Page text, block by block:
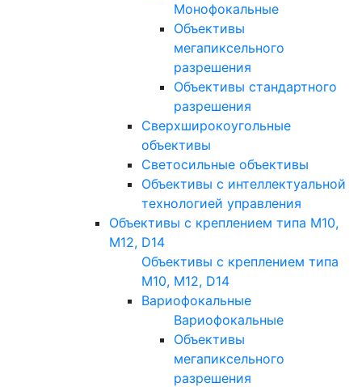
Монофокальные
Объективы
мегапиксельного
разрешения
Объективы стандартного
разрешения
Сверхширокоугольные
объективы
Светосильные объективы
Объективы с интеллектуальной
технологией управления
Объективы с креплением типа M10,
M12, D14
Объективы с креплением типа
M10, M12, D14
Вариофокальные
Вариофокальные
Объективы
мегапиксельного
разрешения